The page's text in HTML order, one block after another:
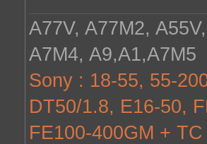
A77V, A77M2,
A7M4, A9,A1,A7M5
Sony : 18-55, 55-
DT50/1.8, E16-50,
FE100-400GM +